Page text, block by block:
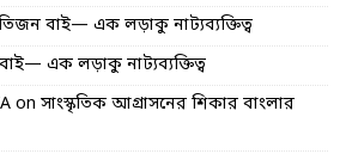
বাই— এক লড়াকু নাট্যব্যক্তিত্ব
এক লড়াকু নাট্যব্যক্তিত্ব
on সাংস্কৃতিক আগ্রাসনের শিকার বাংলার